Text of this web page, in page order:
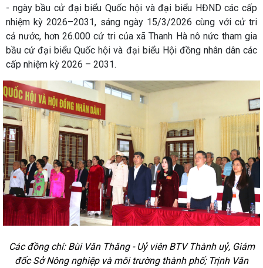
- ngày bầu cử đại biểu Quốc hội và đại biểu HĐND các cấp
nhiệm kỳ 2026–2031, sáng ngày 15/3/2026 cùng với cử tri
cả nước, hơn 26.000 cử tri của xã Thanh Hà nô nức tham gia
bầu cử đại biểu Quốc hội và đại biểu Hội đồng nhân dân các
cấp nhiệm kỳ 2026 – 2031.
Các đồng chí: Bùi Văn Thăng - Uỷ viên BTV Thành uỷ, Giám
đốc Sở Nông nghiệp và môi trường thành phố; Trịnh Văn